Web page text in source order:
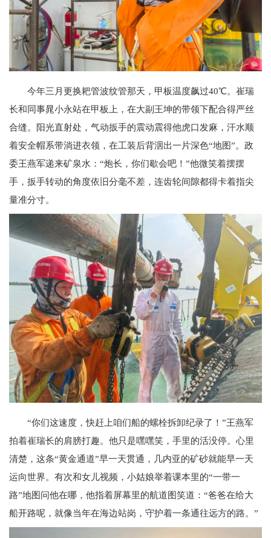
今年三月更换耙管波纹管那天，甲板温度飙过40℃。崔瑞
长和同事晁小永站在甲板上，在大副王坤的带领下配合得严丝
合缝。阳光直射处，气动扳手的震动震得他虎口发麻，汗水顺
着安全帽系带淌进衣领，在工装后背洇出一片深色“地图”。政
委王燕军递来矿泉水：“炮长，你们歇会吧！”他微笑着摆摆
手，扳手转动的角度依旧分毫不差，连齿轮间隙都得卡着指尖
量准分寸。
“你们这速度，快赶上咱们船的螺栓拆卸纪录了！”王燕军
拍着崔瑞长的肩膀打趣。他只是嘿嘿笑，手里的活没停。心里
清楚，这条“黄金通道”早一天贯通，几内亚的矿砂就能早一天
运向世界。有次和女儿视频，小姑娘举着课本里的“一带一
路”地图问他在哪，他指着屏幕里的航道图笑道：“爸爸在给大
船开路呢，就像当年在海边站岗，守护着一条通往远方的路。”